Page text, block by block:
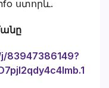
ստորև.
83947386149?